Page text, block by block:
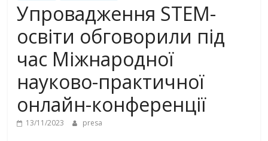
Упровадження STEM-
освіти обговорили під
час Міжнародної
науково-практичної
онлайн-конференції
13/11/2023 presa